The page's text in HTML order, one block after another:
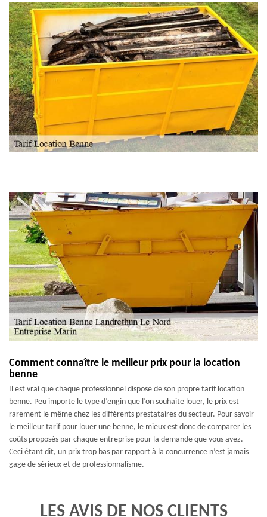
Comment connaître le meilleur prix pour la location
benne
Il est vrai que chaque professionnel dispose de son propre tarif location
benne. Peu importe le type d’engin que l’on souhaite louer, le prix est
rarement le même chez les différents prestataires du secteur. Pour savoir
le meilleur tarif pour louer une benne, le mieux est donc de comparer les
coûts proposés par chaque entreprise pour la demande que vous avez.
Ceci étant dit, un prix trop bas par rapport à la concurrence n’est jamais
gage de sérieux et de professionnalisme.
LES AVIS DE NOS CLIENTS